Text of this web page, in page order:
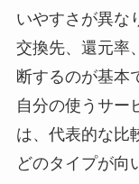
いやすさが異な
交換先、還元率
断するのが基本
自分の使うサー
は、代表的な比
どのタイプが向